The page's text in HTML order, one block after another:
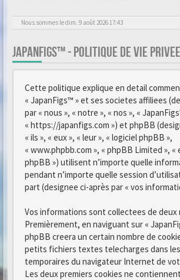
Nous sommes le dim. 9 août 2026 17:43
JAPANFIGS™ - POLITIQUE DE VIE PRIVEE
Cette politique explique en detail
« JapanFigs™ » et ses societes affiliees
par « nous », « notre », « nos », «
« https://japanfigs.com ») et phpBB
« ils », « eux », « leur », « logiciel phpBB »,
« www.phpbb.com », « phpBB Limited », «
phpBB ») utilisent n’importe quelle
pendant n’importe quelle session
part (designee ci-après par « vos
Vos informations sont collectees de deux
Premièrement, en naviguant sur «
phpBB creera un certain nombre de
petits fichiers textes telecharges dans
temporaires du navigateur Internet de
Les deux premiers cookies ne